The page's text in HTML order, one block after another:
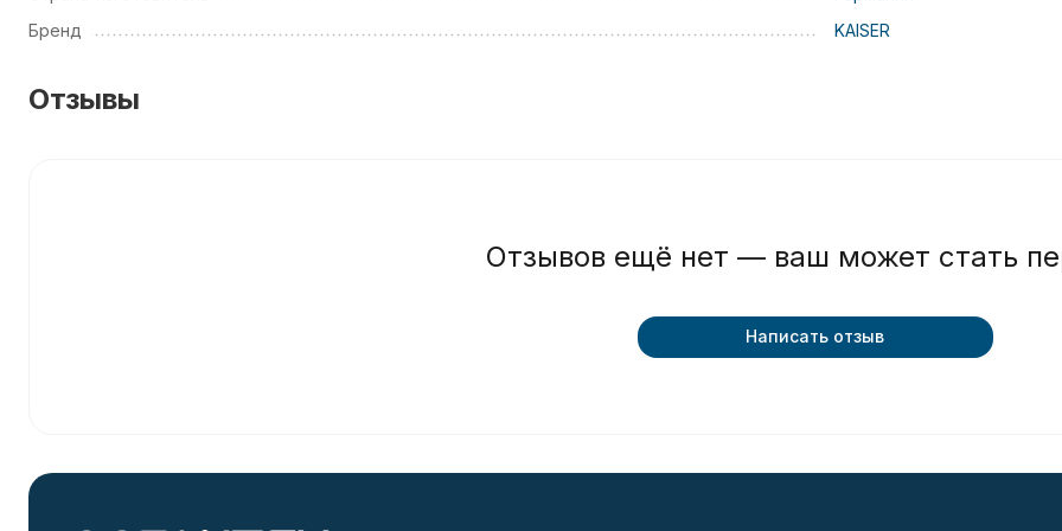
Бренд
KAISER
Отзывы
Отзывов ещё нет — ваш может стать
Написать отзыв